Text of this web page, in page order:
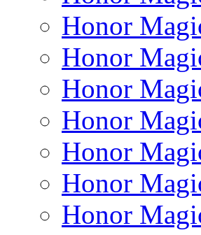
Honor
Honor
Honor
Honor
Honor
Honor
Honor